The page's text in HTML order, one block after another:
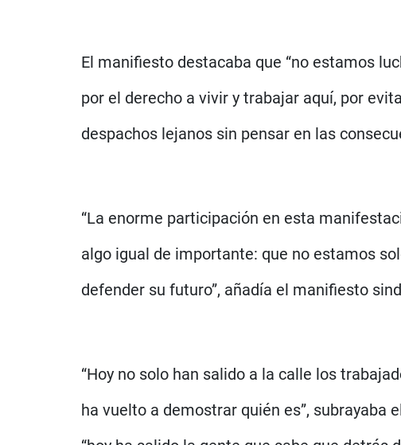
El manifiesto destacaba que “no estamos
por el derecho a vivir y trabajar aquí, por
despachos lejanos sin pensar en las
“La enorme participación en esta
algo igual de importante: que no estamos
defender su futuro”, añadía el manifiesto
“Hoy no solo han salido a la calle los
ha vuelto a demostrar quién es”,